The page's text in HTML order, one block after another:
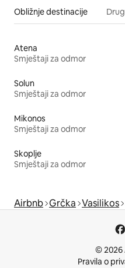
Obližnje destinacije
Atena
Smještaji za odmor
Solun
Smještaji za odmor
Mikonos
Smještaji za odmor
Skoplje
Smještaji za odmor
Airbnb Grčka Vasilikos
© 2026
Pravila o